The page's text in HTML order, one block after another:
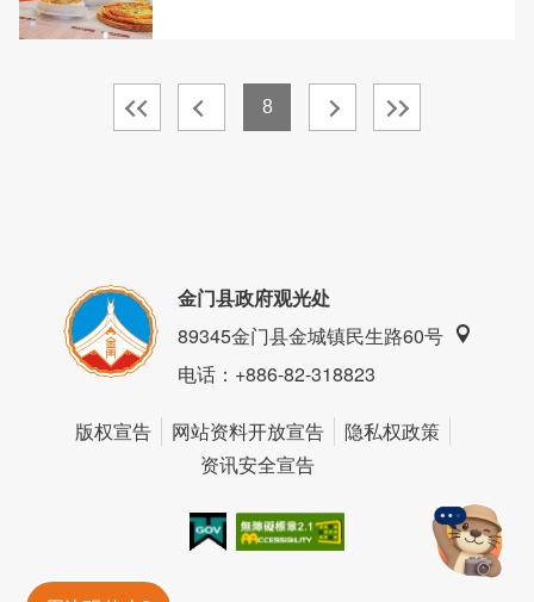
8
金门县政府观光处
89345金门县金城镇民生路60号
电话：+886-82-318823
版权宣告 网站资料开放宣告
隐私权政策
资讯安全宣告